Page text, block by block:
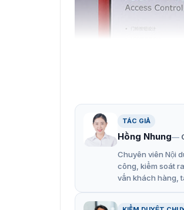
Màn hình DS-K1T802E
thông báo được tích hợp
TÁC GIẢ
Hồng Nhung
Chuyên viên Nội
công, kiểm soát
vấn khách hàng,